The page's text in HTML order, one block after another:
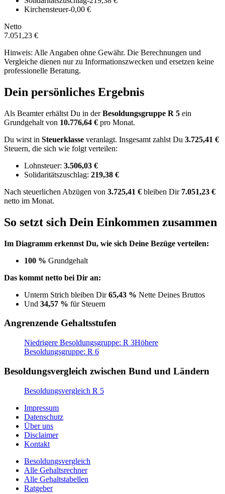
Kirchensteuer-0,00 €
Netto
7.051,23 €
Hinweis: Alle Angaben ohne Gewähr. Die Berechnungen und
Vergleiche dienen nur zu Informationszwecken und ersetzen keine
professionelle Beratung.
Dein persönliches Ergebnis
Als Beamter erhältst Du in derBesoldungsgruppe R 5 ein
Grundgehalt von 10.776,64 € pro Monat.
Du wirst in Steuerklasse veranlagt. Insgesamt zahlst Du 3.725,41 €
Steuern, die sich wie folgt verteilen:
Lohnsteuer: 3.506,03 €
Solidaritätszuschlag: 219,38 €
Nach steuerlichen Abzügen von 3.725,41 € bleiben Dir 7.051,23 €
netto im Monat.
So setzt sich Dein Einkommen zusammen
Im Diagramm erkennst Du, wie sich Deine Bezüge verteilen:
100 % Grundgehalt
Das kommt netto bei Dir an:
Unterm Strich bleiben Dir65,43 % Nette Deines Bruttos
Und 34,57 % für Steuern
Angrenzende Gehaltsstufen
Niedrigere Besoldungsgruppe: R 3Höhere
Besoldungsgruppe: R 6
Besoldungsvergleich zwischen Bund und Ländern
Besoldungsvergleich R 5
Impressum
Datenschutz
Über uns
Disclaimer
Kontakt
Besoldungsvergleich
Alle Gehaltsrechner
Alle Gehaltstabellen
Ratgeber